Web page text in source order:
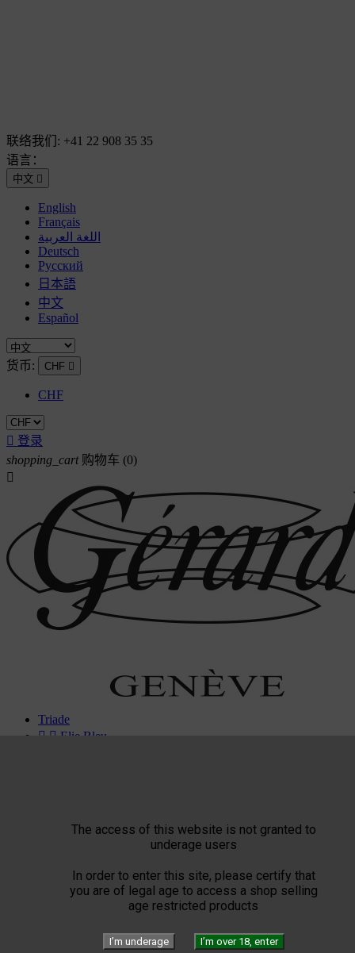
The access of this website is not granted to
underage users
In order to enter this site, please certify that
you are of legal age to access a shop selling
age restricted products
I’m underage I’m over 18, enter
联络我们: +41 22 908 35 35
语言：
中文 
English
Français
اللغة العربية
Deutsch
Русский
日本語
中文
Español
货币: CHF 
CHF
 登录
shopping_cart 购物车 (0)

Triade
  Elie Bleu
Gérard
Private Blend
Création
Plasencia
Habanos available